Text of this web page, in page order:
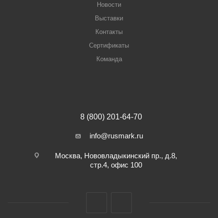
Новости
Выставки
Контакты
Сертификаты
Команда
8 (800) 201-64-70
info@rusmark.ru
Москва, Нововладыкинский пр., д.8,
стр.4, офис 100